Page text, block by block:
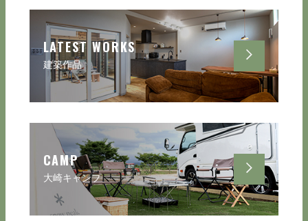
LATEST WORKS
建築作品
CAMP
大崎キャンプ